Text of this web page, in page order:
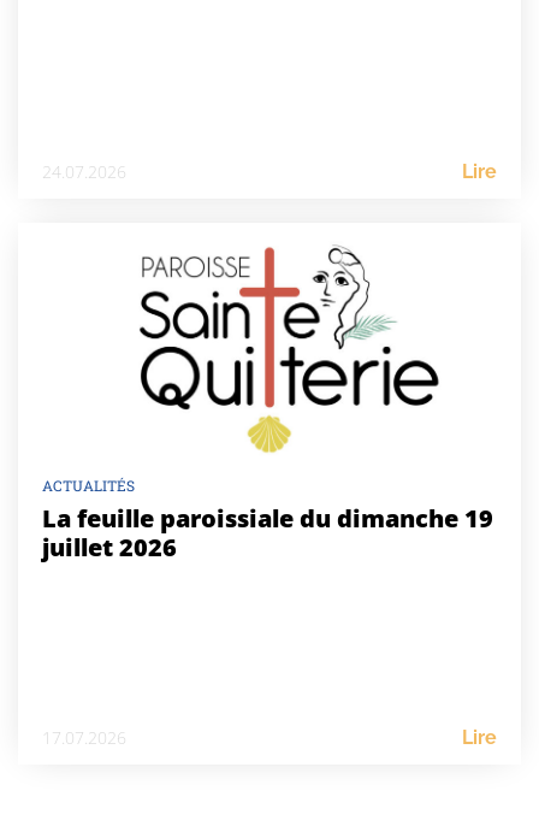
24.07.2026 Lire
ACTUALITÉS
La feuille paroissiale du dimanche 19
juillet 2026
17.07.2026 Lire